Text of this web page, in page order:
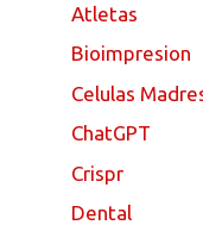
Atletas
Bioimpresion
Celulas
ChatGPT
Crispr
Dental